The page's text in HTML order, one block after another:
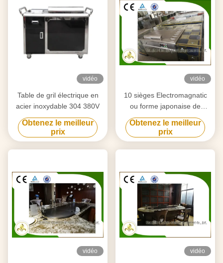
vidéo
Table de gril électrique en
acier inoxydable 304 380V
Obtenez le meilleur
prix
vidéo
10 sièges Electromagnatic
ou forme japonaise de
rectangle de Tableau de gril
de Teppanyaki de chauffage
par induction
Obtenez le meilleur
prix
vidéo vidéo